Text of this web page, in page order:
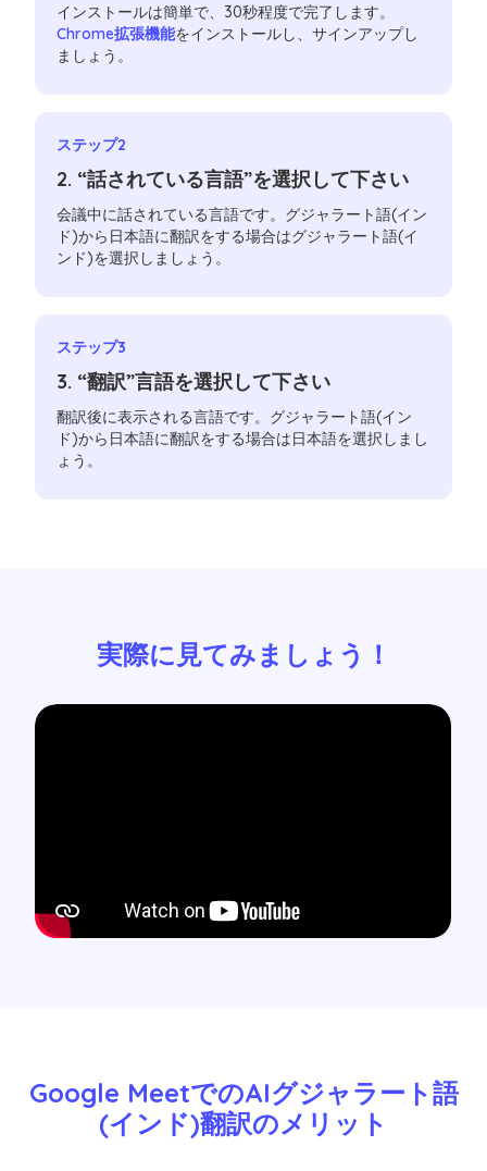
インストールは簡単で、30秒程度で完了します。
Chrome拡張機能をインストールし、サインアップし
ましょう。
ステップ2
2. “話されている言語”を選択して下さい
会議中に話されている言語です。グジャラート語(イン
ド)から日本語に翻訳をする場合はグジャラート語(イ
ンド)を選択しましょう。
ステップ3
3. “翻訳”言語を選択して下さい
翻訳後に表示される言語です。グジャラート語(イン
ド)から日本語に翻訳をする場合は日本語を選択しまし
ょう。
実際に見てみましょう！
Google MeetでのAIグジャラート語
(インド)翻訳のメリット